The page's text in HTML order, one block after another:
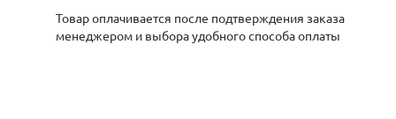
Товар оплачивается после подтверждения заказа
менеджером и выбора удобного способа оплаты